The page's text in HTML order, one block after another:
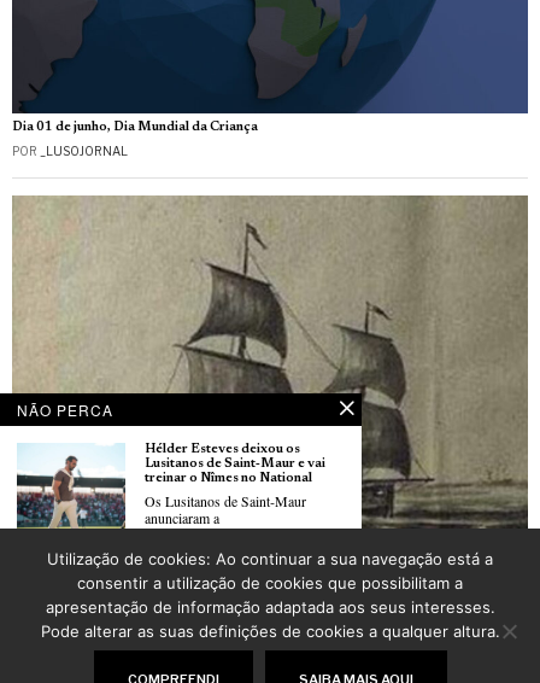
Dia 01 de junho, Dia Mundial da Criança
POR _LUSOJORNAL
Joseph Balidar, le Corsaire portugais qui défia la Royal Navy – un aventurier venu de
nulle part
ANTÓNIO MARRUCHO
©2026LusoJornal | Todos os direitos reservados
NÃO PERCA
Hélder Esteves deixou os
Lusitanos de Saint‑Maur e vai
treinar o Nîmes no National
Os Lusitanos de Saint‑Maur
anunciaram a
Ténis: Jaime Faria eliminado
ontem à noite na terceira ronda
de Roland-Garros
O tenista português Jaime Faria foi
Utilização de cookies: Ao continuar a sua navegação está a
consentir a utilização de cookies que possibilitam a
apresentação de informação adaptada aos seus interesses.
Pode alterar as suas definições de cookies a qualquer altura.
COMPREENDI SAIBA MAIS AQUI